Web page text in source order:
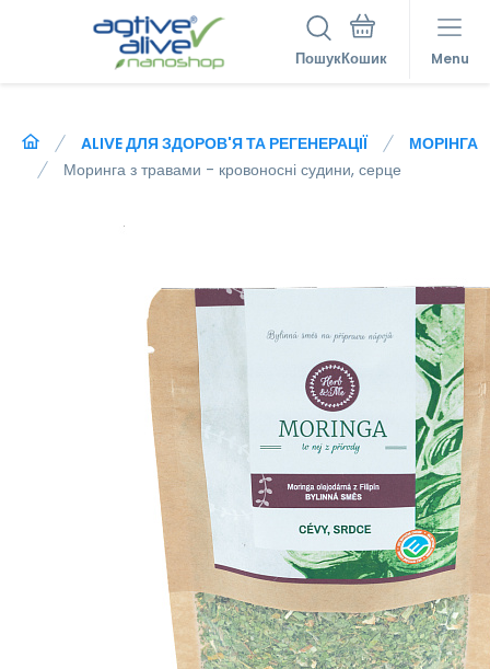
Пошук Menu
ALIVE ДЛЯ ЗДОРОВ'Я ТА РЕГЕНЕРАЦІЇ
МОРІНГА
Моринга з травами - кровоносні судини, серце